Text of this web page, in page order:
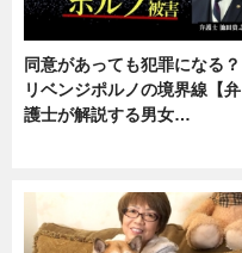
同意があっても犯罪になる？
リベンジポルノの境界線【弁
護士が解説する男女…